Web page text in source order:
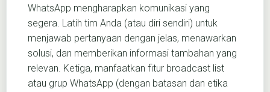
WhatsApp mengharapkan komunikasi yang
segera. Latih tim Anda (atau diri sendiri) untuk
menjawab pertanyaan dengan jelas, menawarkan
solusi, dan memberikan informasi tambahan yang
relevan. Ketiga, manfaatkan fitur broadcast list
atau grup WhatsApp (dengan batasan dan etika